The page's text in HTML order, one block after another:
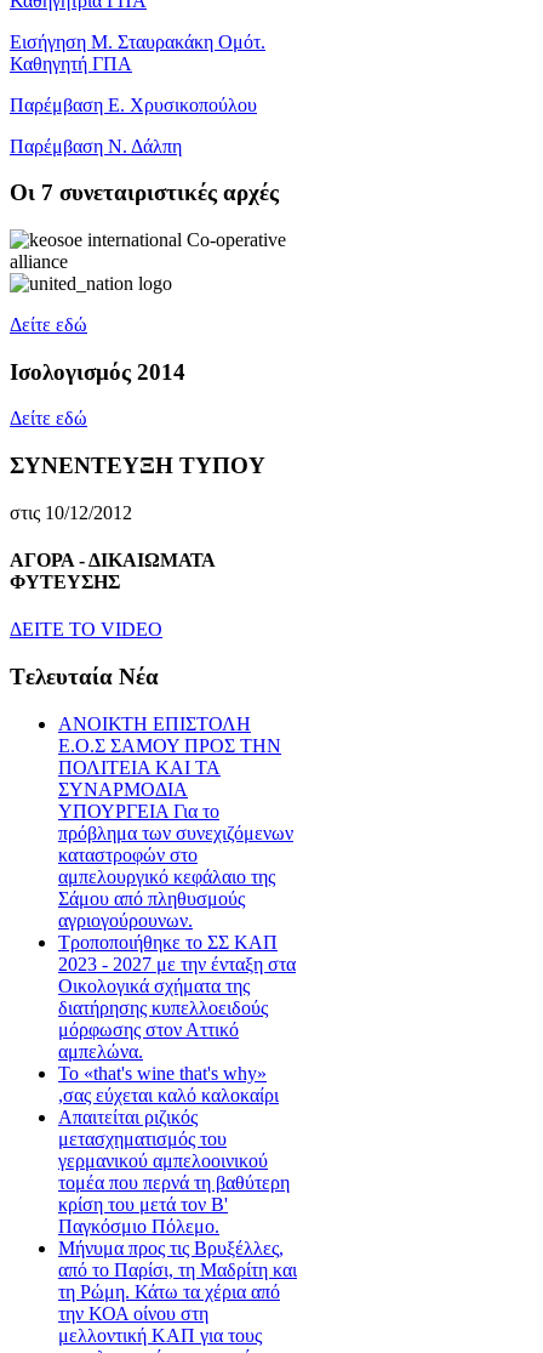
Εισήγηση Μ. Σταυρακάκη Ομότ.
Καθηγητή ΓΠΑ
Παρέμβαση Ε. Χρυσικοπούλου
Παρέμβαση Ν. Δάλπη
Oι 7 συνεταιριστικές αρχές
Δείτε εδώ
Ισολογισμός 2014
Δείτε εδώ
ΣΥΝΕΝΤΕΥΞΗ ΤΥΠΟΥ
στις 10/12/2012
ΑΓΟΡΑ - ΔΙΚΑΙΩΜΑΤΑ
ΦΥΤΕΥΣΗΣ
ΔEITE TO VIDEO
Tελευταία Nέα
ΑΝΟΙΚΤΗ ΕΠΙΣΤΟΛΗ
Ε.Ο.Σ ΣΑΜΟΥ ΠΡΟΣ ΤΗΝ
ΠΟΛΙΤΕΙΑ ΚΑΙ ΤΑ
ΣΥΝΑΡΜΟΔΙΑ
ΥΠΟΥΡΓΕΙΑ Για το
πρόβλημα των συνεχιζόμενων
καταστροφών στο
αμπελουργικό κεφάλαιο της
Σάμου από πληθυσμούς
αγριογούρουνων.
Τροποποιήθηκε το ΣΣ ΚΑΠ
2023 - 2027 με την ένταξη στα
Οικολογικά σχήματα της
διατήρησης κυπελλοειδούς
μόρφωσης στον Αττικό
αμπελώνα.
Το «that's wine that's why»
,σας εύχεται καλό καλοκαίρι
Απαιτείται ριζικός
μετασχηματισμός του
γερμανικού αμπελοοινικού
τομέα που περνά τη βαθύτερη
κρίση του μετά τον Β'
Παγκόσμιο Πόλεμο.
Μήνυμα προς τις Βρυξέλλες,
από το Παρίσι, τη Μαδρίτη και
τη Ρώμη. Κάτω τα χέρια από
την ΚΟΑ οίνου στη
μελλοντική ΚΑΠ για τους